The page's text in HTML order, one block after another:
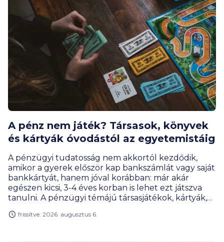
A pénz nem játék? Társasok, könyvek
és kártyák óvodástól az egyetemistáig
A pénzügyi tudatosság nem akkortól kezdődik,
amikor a gyerek először kap bankszámlát vagy saját
bankkártyát, hanem jóval korábban: már akár
egészen kicsi, 3-4 éves korban is lehet ezt játszva
tanulni. A pénzügyi témájú társasjátékok, kártyák,
meg tervezni, mérlegelni, gyűjteni vagy éppen
frissítve: 2026. augusztus 6.